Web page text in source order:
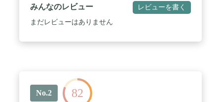
みんなのレビュー レビューを書く
まだレビューはありません
No.2 82